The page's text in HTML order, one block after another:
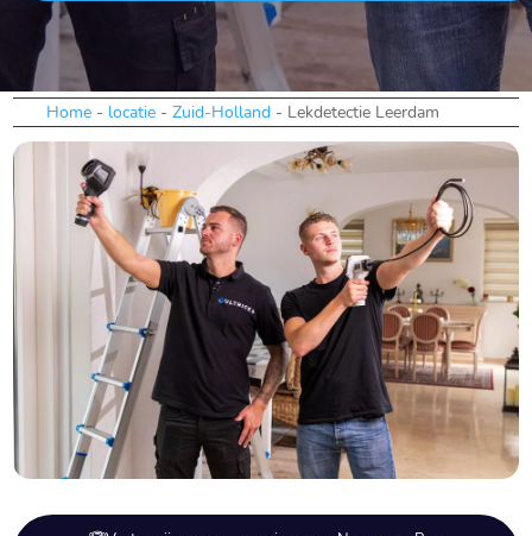
Home- locatie- Zuid-Holland - Lekdetectie Leerdam